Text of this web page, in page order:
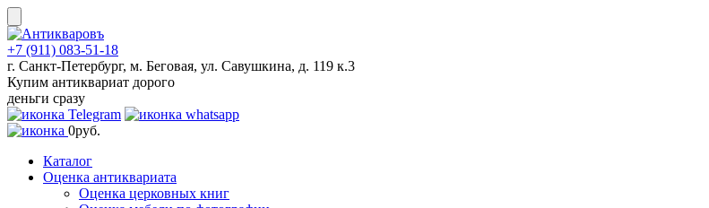
Skip
to
content
+7 (911) 083-51-18
г. Санкт-Петербург, м. Беговая, ул. Савушкина, д. 119 к.3
Купим антиквариат дорого
деньги сразу
0руб.
Каталог
Оценка антиквариата
Оценка церковных книг